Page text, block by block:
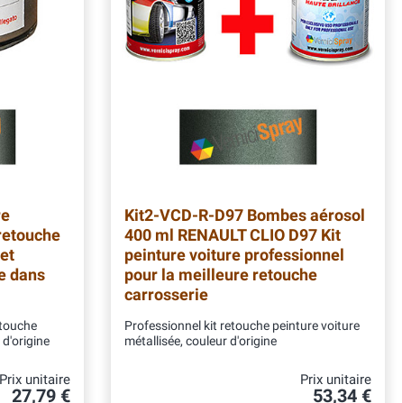
dans
Prix unitaire
27,79 €
Kit2-VCD-R-D97 Bombes aérosol
400 ml RENAULT CLIO D97 Kit
peinture voiture professionnel
pour la meilleure retouche
carrosserie
Professionnel kit retouche peinture voiture
métallisée, couleur d'origine
Prix unitaire
53,34 €